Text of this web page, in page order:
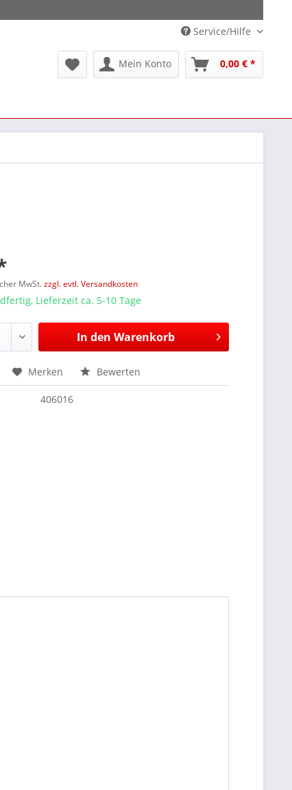
Service/Hilfe
Mein Konto 0,00 € *
MwSt.zzgl. evtl. Versandkosten
Lieferzeit ca. 5-10 Tage
In den Warenkorb
Merken Bewerten
406016